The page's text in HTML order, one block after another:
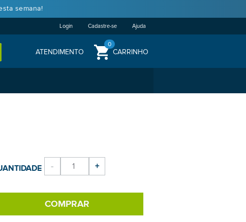
semana!
Login Cadastre-se Ajuda
ATENDIMENTO CARRINHO
0
- +
COMPRAR